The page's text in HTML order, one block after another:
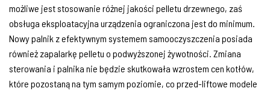
możliwe jest stosowanie różnej jakości pelletu drzewnego, zaś
obsługa eksploatacyjna urządzenia ograniczona jest do minimum.
Nowy palnik z efektywnym systemem samooczyszczenia posiada
również zapalarkę pelletu o podwyższonej żywotności. Zmiana
sterowania i palnika nie będzie skutkowała wzrostem cen kotłów,
które pozostaną na tym samym poziomie, co przed-liftowe modele